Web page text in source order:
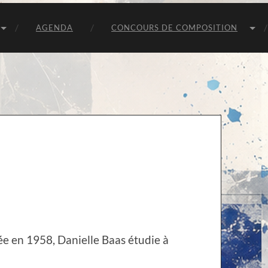
Unie
Belgische
Componisten
AGENDA CONCOURS DE COMPOSITION
en 1958, Danielle Baas étudie à